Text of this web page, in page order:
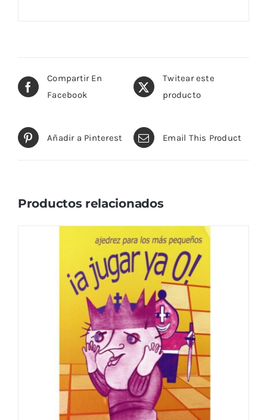
Compartir En
Facebook
Twitear este
producto
Añadir a Pinterest Email This Product
Productos relacionados